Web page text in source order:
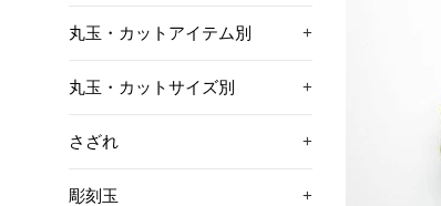
丸玉・カットアイテム別 +
丸玉・カットサイズ別 +
さざれ +
彫刻玉 +